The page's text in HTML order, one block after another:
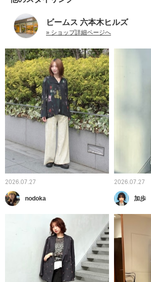
ビームス 六本木ヒルズ
» ショップ詳細ページへ
2026.07.27
nodoka
2026.07.27
加歩